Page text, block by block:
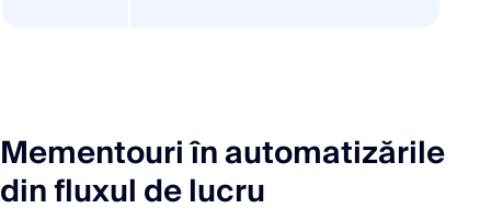
Mementouri în automatizările
din fluxul de lucru